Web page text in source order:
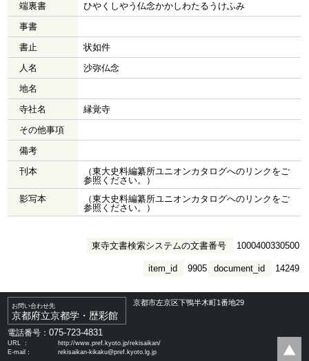
端裏書
ひやくしやう仏念かかしわたるうけふみ
事書
書止
状如件
人名
沙弥仏念
地名
寺社名
縁覚寺
その他事項
備考
刊本
（東大史料編纂所ユニオンカタログへのリンクをご
参照ください。）
影写本
（東大史料編纂所ユニオンカタログへのリンクをご
参照ください。）
東寺文書検索システムの文書番号 1000400330500
document_id 14249
item_id 9905
お問い合わせ先
京都府立京都学・歴彩館
京都市左京区下鴨半木町1番地29
電話番号：075-723-4831
URL ：
http://www.pref.kyoto.jp/rekisaikan/
E-mail：
rekisaikan-kikaku@pref.kyoto.lg.jp